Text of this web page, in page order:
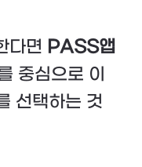
다면 PASS앱
중심으로 이
선택하는 것